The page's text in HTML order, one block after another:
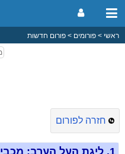
ראשי פורומים פורום חדשות
חזרה לפורום